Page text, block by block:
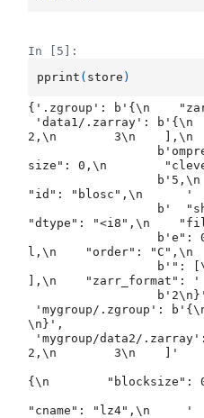
In [5]:
pprint ( store )
{'.zgroup': b'{\n
2,\n        3\n    ],\n
size": 0,\n
"id": "blosc",\n      '
"dtype": "<i8",\n
l,\n    "order": "C",\n
],\n    "zarr_format": '
\n}',
2,\n        3\n    ]'
{\n        "blocksize":
"cname": "lz4",\n     '